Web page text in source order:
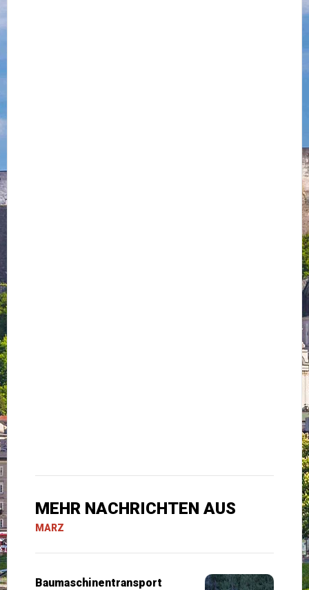
MEHR NACHRICHTEN AUS
MARZ
Baumaschinentransport